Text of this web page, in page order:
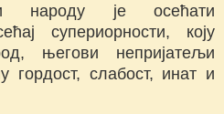
народу је осећати
супериорности, коју
његови непријатељи
гордост, слабост, инат и